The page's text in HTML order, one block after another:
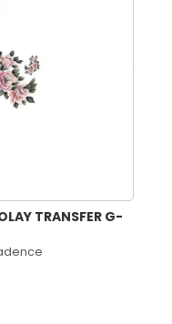
TRANSFER G-